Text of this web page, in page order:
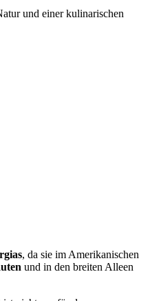
und einer kulinarischen
, da sie im Amerikanischen
und in den breiten Alleen